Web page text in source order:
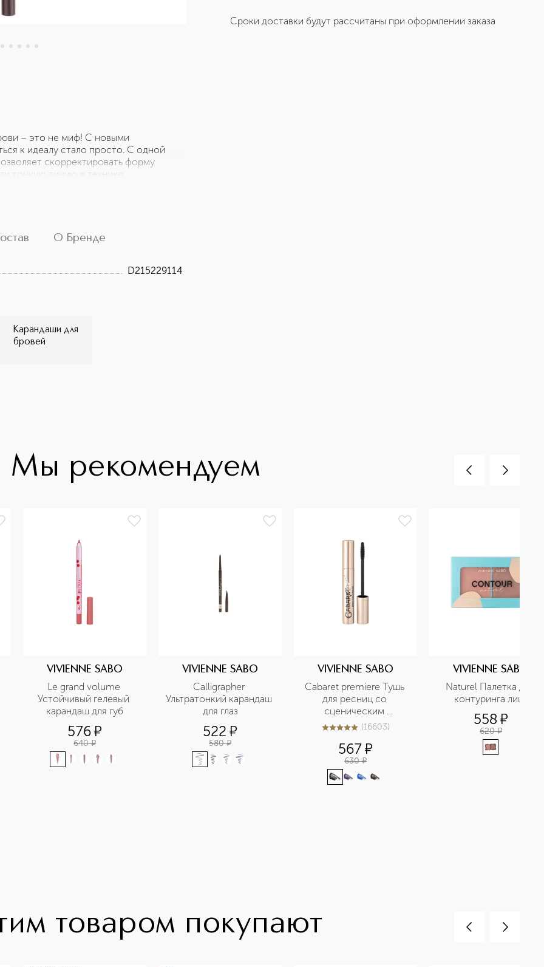
Сроки доставки будут рассчитаны при оформлении заказа
– это не миф! С новыми
к идеалу стало просто. С одной
скорректировать форму
тонкую линию в технике
натуральных восков придаёт
О Бренде
D215229114
Карандаши для
бровей
Мы рекомендуем
VIVIENNE SABO
Le grand volume
Устойчивый гелевый
карандаш для губ
576¤
640 ¤
VIVIENNE SABO
Calligrapher
Ультратонкий карандаш
для глаз
522 ¤
580 ¤
VIVIENNE SABO
Cabaret premiere Тушь
для ресниц со
сценическим
эффектом
5из 516603 (16603)
567¤
630 ¤
VIVIENNE SABO
Naturel Палетка для
контуринга лица
558 ¤
620 ¤
товаром покупают